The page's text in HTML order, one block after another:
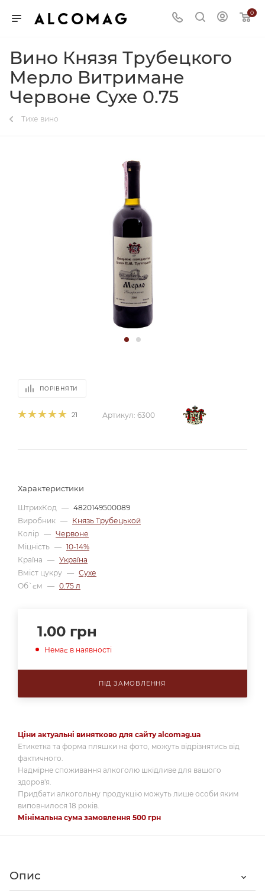
0
Вино Князя Трубецкого
Мерло Витримане
Червоне Сухе 0.75
Тихе вино
ПОРІВНЯТИ
21 Артикул: 6300
Характеристики
ШтрихКод — 4820149500089
Виробник — Князь Трубецькой
Колір — Червоне
Міцність — 10-14%
Країна — Україна
Вміст цукру — Сухе
Об`єм — 0.75 л
1.00 грн
Немає в наявності
ПІД ЗАМОВЛЕННЯ
Ціни актуальні винятково для сайту alcomag.ua
Етикетка та форма пляшки на фото, можуть відрізнятись від
фактичного.
Надмірне споживання алкоголю шкідливе для вашого
здоров'я.
Придбати алкогольну продукцію можуть лише особи яким
виповнилося 18 років.
Мінімальна сума замовлення 500 грн
Опис